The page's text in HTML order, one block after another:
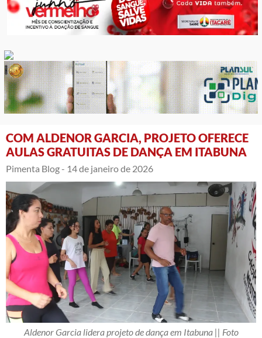
COM ALDENOR GARCIA, PROJETO OFERECE
AULAS GRATUITAS DE DANÇA EM ITABUNA
Pimenta Blog - 14 de janeiro de 2026
Aldenor Garcia lidera projeto de dança em Itabuna || Foto